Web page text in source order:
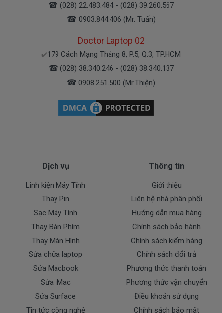
- Trong thời gian sài làm việc nếu pin Dell có các hư
hỏng nào (dung lượng giảm tụt pin quá nhiều, pin
100% cho khách trong thời gian bảo hành.
* Các trường hợp không được bảo hành:
- Pin Dell bị rơi vỡ không còn nguyên dạng.
- Tem niêm phong dán trên pin bị rách hay có dấu
Doctorlaptop cam kết chỉ nhập pin chất lượng
tốt.
* Chúng tôi luôn đặt chất lượng lên hàng đầu
- Pin chất lượng cao hoàn hảo nhất.
- Cam kết quí khách sẻ 100% hài lòng
- Pin đã được kiểm tra test kỹ lưỡng trước khi giao
tới tận tay của quí khách.
- Cam kết được đổi trả khi quí khách không hài lòng.
☎ (028) 22.483.484 - (028) 39.260.567
☎ 0903.844.406 (Mr. Tuấn)
Doctor Laptop 02
✔️179 Cách Mạng Tháng 8, P.5, Q.3, TP.HCM
☎ (028) 38.340.246 - (028) 38.340.137
☎ 0908.251.500 (Mr.Thiện)
Dịch vụ
Linh kiện Máy Tính
Thay Pin
Sạc Máy Tính
Thay Bàn Phím
Thay Màn Hình
Sửa chữa laptop
Sửa Macbook
Sửa iMac
Sửa Surface
Tin tức công nghệ
Thông tin
Giới thiệu
Liên hệ nhà phân phối
Hướng dẫn mua hàng
Chính sách bảo hành
Chính sách kiểm hàng
Chính sách đổi trả
Phương thức thanh toán
Phương thức vận chuyển
Điều khoản sử dụng
Chính sách bảo mật